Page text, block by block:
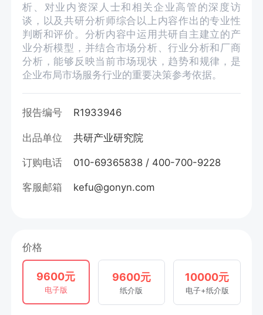
析、对业内资深人士和相关企业高管的深度访
谈，以及共研分析师综合以上内容作出的专业性
判断和评价。分析内容中运用共研自主建立的产
业分析模型，并结合市场分析、行业分析和厂商
分析，能够反映当前市场现状，趋势和规律，是
企业布局市场服务行业的重要决策参考依据。
报告编号 R1933946
出品单位 共研产业研究院
订购电话 010-69365838 / 400-700-9228
客服邮箱 kefu@gonyn.com
价格
9600元
电子版
9600元
纸介版
10000元
电子+纸介版